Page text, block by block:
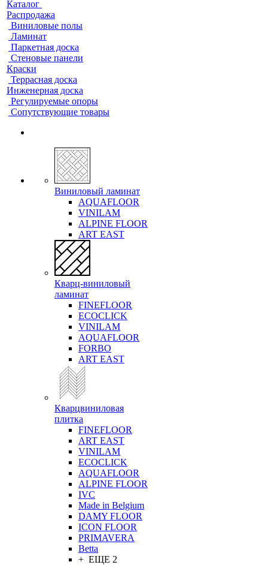
Каталог
Распродажа
Виниловые полы
Ламинат
Паркетная доска
Стеновые панели
Краски
Террасная доска
Инженерная доска
Регулируемые опоры
Сопутствующие товары
Виниловый ламинат
AQUAFLOOR
VINILAM
ALPINE FLOOR
ART EAST
Кварц-виниловый
ламинат
FINEFLOOR
ECOCLICK
VINILAM
AQUAFLOOR
FORBO
ART EAST
Кварцвиниловая
плитка
FINEFLOOR
ART EAST
VINILAM
ECOCLICK
AQUAFLOOR
ALPINE FLOOR
IVC
Made in Belgium
DAMY FLOOR
ICON FLOOR
PRIMAVERA
Betta
+ ЕЩЕ 2